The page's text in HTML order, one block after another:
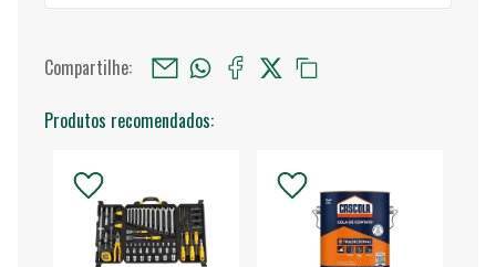
Compartilhe:
Produtos recomendados: